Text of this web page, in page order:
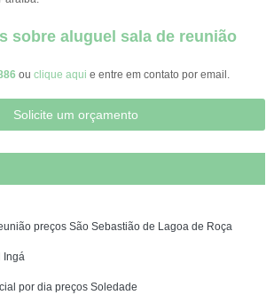
sobre aluguel sala de reunião
ou clique aqui e entre em contato por email.
Solicite um orçamento
preços São Sebastião de Lagoa de Roça
Ingá
por dia preços Soledade